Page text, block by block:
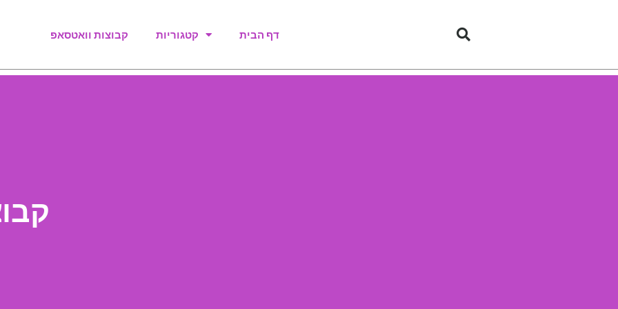
קבוצות וואטסאפ קטגוריות דף הבית